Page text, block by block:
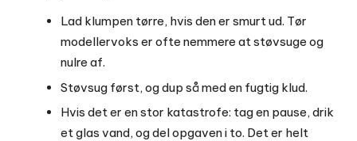
Lad klumpen tørre, hvis den er smurt ud. Tør
modellervoks er ofte nemmere at støvsuge og
nulre af.
Støvsug først, og dup så med en fugtig klud.
Hvis det er en stor katastrofe: tag en pause, drik
et glas vand, og del opgaven i to. Det er helt